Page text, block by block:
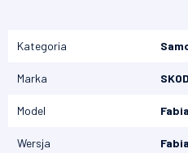
Kategoria
Marka
Model
Wersja